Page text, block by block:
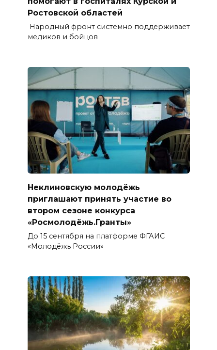
Ростовской областей
Народный фронт системно поддерживает
медиков и бойцов
Неклиновскую молодёжь
приглашают принять участие во
втором сезоне конкурса
«Росмолодёжь.Гранты»
До 15 сентября на платформе ФГАИС
«Молодёжь России»